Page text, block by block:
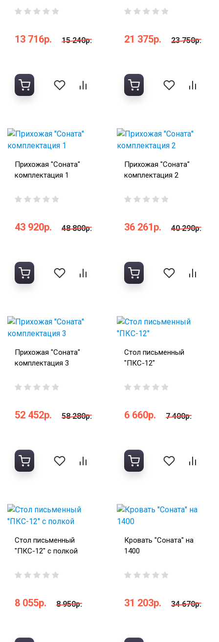
13 716р. 15 240р. 21 375р. 23 750р.
Прихожая "Соната"
комплектация 1
43 920р. 48 800р.
Прихожая "Соната"
комплектация 2
36 261р. 40 290р.
Прихожая "Соната"
комплектация 3
52 452р. 58 280р.
Стол письменный
"ПКС-12"
6 660р. 7 400р.
Стол письменный
"ПКС-12" с полкой
8 055р. 8 950р.
Кровать "Соната" на
1400
31 203р. 34 670р.